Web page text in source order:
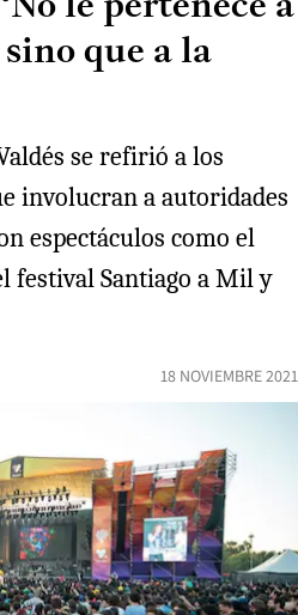
le pertenece a
que a la
se refirió a los
involucran a autoridades
espectáculos como el
festival Santiago a Mil y
18 NOVIEMBRE 2021